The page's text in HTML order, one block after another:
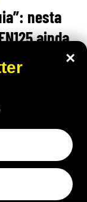
nesta
ainda
à Guia”
uma das
assado do
durante o
×